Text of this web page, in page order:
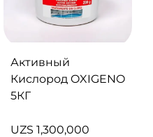
Активный
Кислород OXIGENO
5КГ
UZS 1,300,000